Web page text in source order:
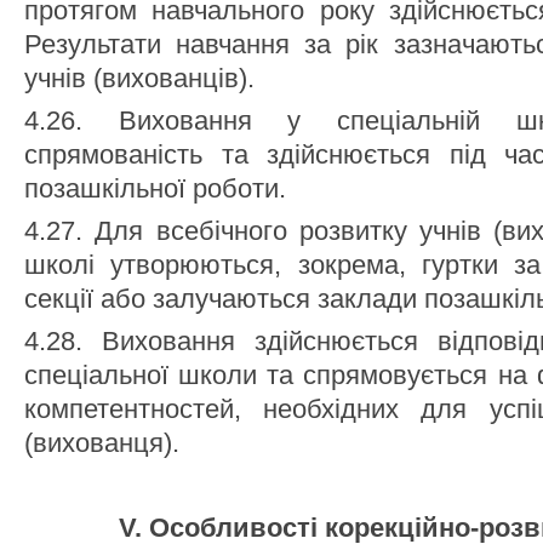
протягом навчального року
Результати навчання за рік
учнів (вихованців).
4.26. Виховання у спеціальній
спрямованість та здійснюється під
позашкільної роботи.
4.27. Для всебічного розвитку учнів
школі утворюються, зокрема, гуртки
секції або залучаються заклади
4.28. Виховання здійснюється
спеціальної школи та спрямовується
компетентностей, необхідних для
(вихованця).
V. Особливості корекційно-